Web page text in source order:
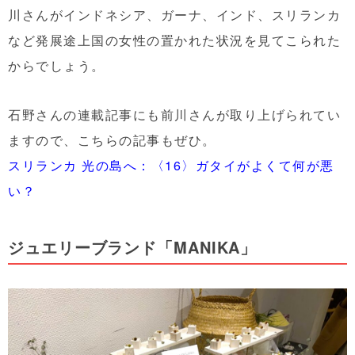
川さんがインドネシア、ガーナ、インド、スリランカ
など発展途上国の女性の置かれた状況を見てこられた
からでしょう。
石野さんの連載記事にも前川さんが取り上げられてい
ますので、こちらの記事もぜひ。
スリランカ 光の島へ：〈16〉ガタイがよくて何が悪
い？
ジュエリーブランド「MANIKA」